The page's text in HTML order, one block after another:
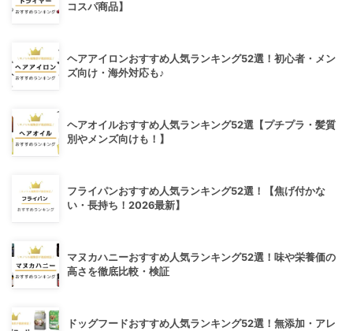
コスパ商品】
ヘアアイロンおすすめ人気ランキング52選！初心者・メン
ズ向け・海外対応も♪
ヘアオイルおすすめ人気ランキング52選【プチプラ・髪質
別やメンズ向けも！】
フライパンおすすめ人気ランキング52選！【焦げ付かな
い・長持ち！2026最新】
マヌカハニーおすすめ人気ランキング52選！味や栄養価の
高さを徹底比較・検証
ドッグフードおすすめ人気ランキング52選！無添加・アレ